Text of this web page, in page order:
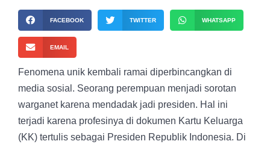
FACEBOOK TWITTER WHATSAPP
EMAIL
Fenomena unik kembali ramai diperbincangkan di
media sosial. Seorang perempuan menjadi sorotan
warganet karena mendadak jadi presiden. Hal ini
terjadi karena profesinya di dokumen Kartu Keluarga
(KK) tertulis sebagai Presiden Republik Indonesia. Di